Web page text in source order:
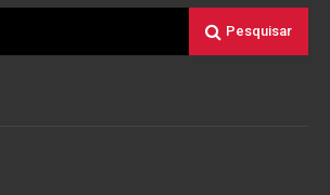
Pesquisar